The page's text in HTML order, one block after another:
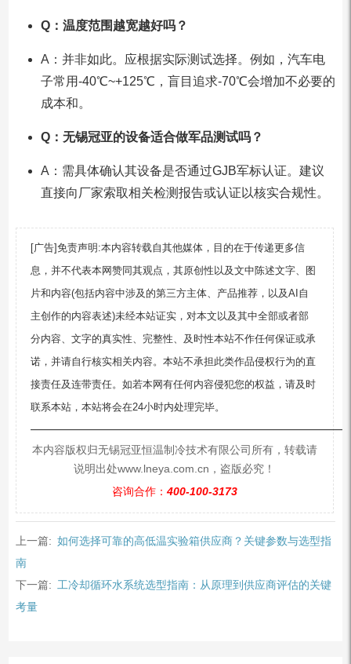
Q：温度范围越宽越好吗？
A：并非如此。应根据实际测试选择。例如，汽车电
子常用-40℃~+125℃，盲目追求-70℃会增加不必要的
成本和。
Q：无锡冠亚的设备适合做军品测试吗？
A：需具体确认其设备是否通过GJB军标认证。建议
直接向厂家索取相关检测报告或认证以核实合规性。
[广告]免责声明:本内容转载自其他媒体，目的在于传递更多信
息，并不代表本网赞同其观点，其原创性以及文中陈述文字、图
片和内容(包括内容中涉及的第三方主体、产品推荐，以及AI自
主创作的内容表述)未经本站证实，对本文以及其中全部或者部
分内容、文字的真实性、完整性、及时性本站不作任何保证或承
诺，并请自行核实相关内容。本站不承担此类作品侵权行为的直
接责任及连带责任。如若本网有任何内容侵犯您的权益，请及时
联系本站，本站将会在24小时内处理完毕。
本内容版权归无锡冠亚恒温制冷技术有限公司所有，转载请
说明出处www.lneya.com.cn，盗版必究！
咨询合作： 400-100-3173
上一篇: 如何选择可靠的高低温实验箱供应商？关键参数与选型指
南
下一篇: 工冷却循环水系统选型指南：从原理到供应商评估的关键
考量